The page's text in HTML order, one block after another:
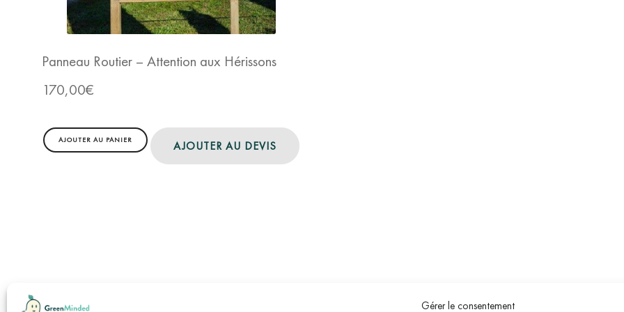
Gérer le consentement
Panneau Routier – Attention aux Hérissons
170,00€
AJOUTER AU PANIER AJOUTER AU DEVIS